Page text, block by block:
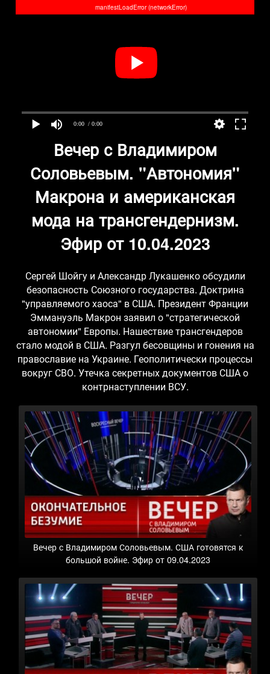
0:00 / 0:00
manifestLoadError (networkError)
Вечер с Владимиром
Соловьевым. "Автономия"
Макрона и американская
мода на трансгендернизм.
Эфир от 10.04.2023
Сергей Шойгу и Александр Лукашенко обсудили
безопасность Союзного государства. Доктрина
"управляемого хаоса" в США. Президент Франции
Эммануэль Макрон заявил о "стратегической
автономии" Европы. Нашествие трансгендеров
стало модой в США. Разгул бесовщины и гонения на
православие на Украине. Геополитически процессы
вокруг СВО. Утечка секретных документов США о
контрнаступлении ВСУ.
Вечер с Владимиром Соловьевым. США готовятся к
большой войне. Эфир от 09.04.2023